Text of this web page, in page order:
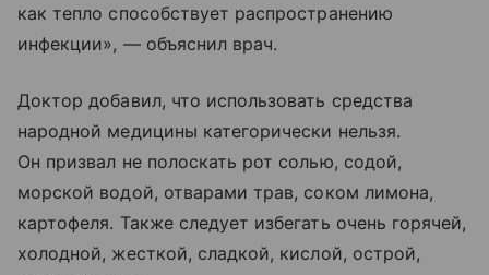
как тепло способствует распространению
инфекции», — объяснил врач.
Доктор добавил, что использовать средства
народной медицины категорически нельзя.
Он призвал не полоскать рот солью, содой,
морской водой, отварами трав, соком лимона,
картофеля. Также следует избегать очень горячей,
холодной, жесткой, сладкой, кислой, острой,